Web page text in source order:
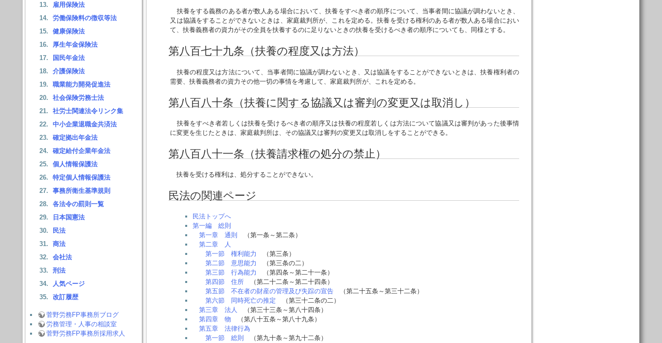
雇用保険法
労働保険料の徴収等法
健康保険法
厚生年金保険法
国民年金法
介護保険法
職業能力開発促進法
社会保険労務士法
社労士関連法令リンク集
中小企業退職金共済法
確定拠出年金法
確定給付企業年金法
個人情報保護法
特定個人情報保護法
事務所衛生基準規則
各法令の罰則一覧
日本国憲法
民法
商法
会社法
刑法
人気ページ
改訂履歴
菅野労務FP事務所ブログ
労務管理・人事の相談室
菅野労務FP事務所採用求人
扶養をする義務のある者が数人ある場合において、扶養をすべき者の順序について、当事者間に協議が調わないとき、
又は協議をすることができないときは、家庭裁判所が、これを定める。扶養を受ける権利のある者が数人ある場合におい
て、扶養義務者の資力がその全員を扶養するのに足りないときの扶養を受けるべき者の順序についても、同様とする。
第八百七十九条（扶養の程度又は方法）
扶養の程度又は方法について、当事者間に協議が調わないとき、又は協議をすることができないときは、扶養権利者の
需要、扶養義務者の資力その他一切の事情を考慮して、家庭裁判所が、これを定める。
第八百八十条（扶養に関する協議又は審判の変更又は取消し）
扶養をすべき者若しくは扶養を受けるべき者の順序又は扶養の程度若しくは方法について協議又は審判があった後事情
に変更を生じたときは、家庭裁判所は、その協議又は審判の変更又は取消しをすることができる。
第八百八十一条（扶養請求権の処分の禁止）
扶養を受ける権利は、処分することができない。
民法の関連ページ
民法トップへ
第一編 総則
第一章 通則
（第一条～第二条）
第二章 人
第一節 権利能力
（第三条）
第二節 意思能力
（第三条の二）
第三節 行為能力
（第四条～第二十一条）
第四節 住所（第二十二条～第二十四条）
第五節 不在者の財産の管理及び失踪の宣告（第二十五条～第三十二条）
第六節 同時死亡の推定 （第三十二条の二）
第三章 法人
（第三十三条～第八十四条）
第四章 物 （第八十五条～第八十九条）
第五章 法律行為
第一節 総則
（第九十条～第九十二条）